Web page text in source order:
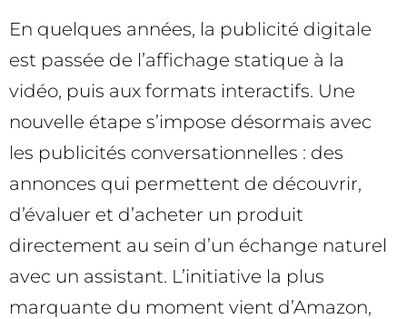
En quelques années, la publicité digitale
est passée de l’affichage statique à la
vidéo, puis aux formats interactifs. Une
nouvelle étape s’impose désormais avec
les publicités conversationnelles : des
annonces qui permettent de découvrir,
d’évaluer et d’acheter un produit
directement au sein d’un échange naturel
avec un assistant. L’initiative la plus
marquante du moment vient d’Amazon,